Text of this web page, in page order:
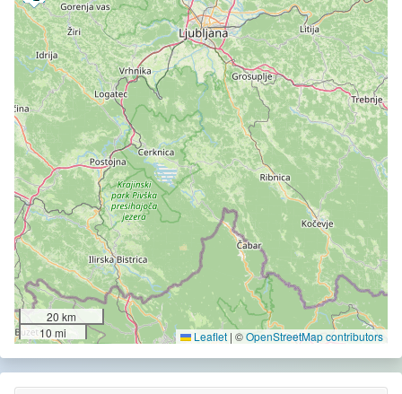
20 km
10 mi
Leaflet | ©OpenStreetMap contributors